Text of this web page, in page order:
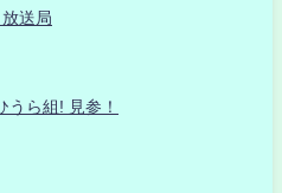
送局
ら組! 見参！